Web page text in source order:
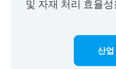
및 자재 처리 효율
산